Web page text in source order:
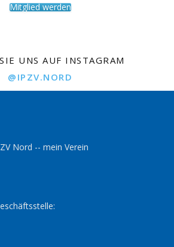
Mitglied werden
UNS AUF INSTAGRAM
@IPZV.NORD
Nord -- mein Verein